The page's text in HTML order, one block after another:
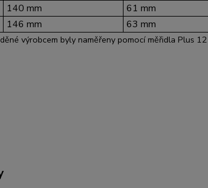
140 mm 61 mm
146 mm 63 mm
výrobcem byly naměřeny pomocí měřidla Plus